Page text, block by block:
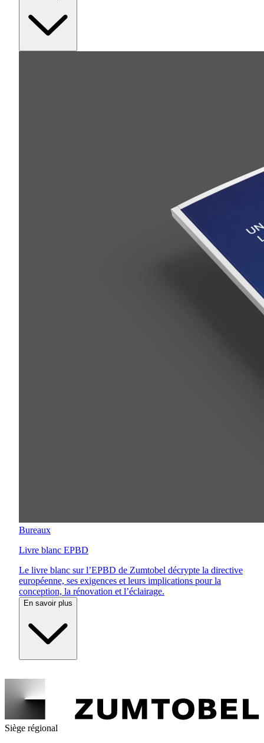
Bureaux
Livre blanc EPBD
Le livre blanc sur l’EPBD de Zumtobel décrypte la directive
européenne, ses exigences et leurs implications pour la
conception, la rénovation et l’éclairage.
En savoir plus
Siège régional